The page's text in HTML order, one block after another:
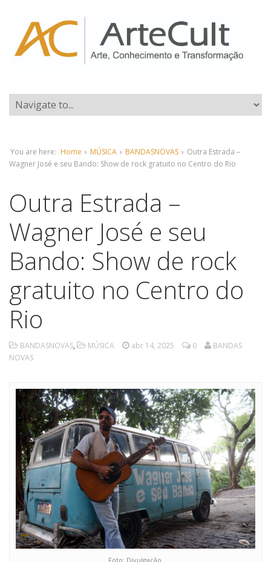
You are here: Home › MÚSICA › BANDASNOVAS › Outra Estrada –
Wagner José e seu Bando: Show de rock gratuito no Centro do Rio
Outra Estrada –
Wagner José e seu
Bando: Show de rock
gratuito no Centro do
Rio
BANDASNOVAS, MÚSICA abr 14, 2025 0
BANDAS
NOVAS
Foto: Divulgação.